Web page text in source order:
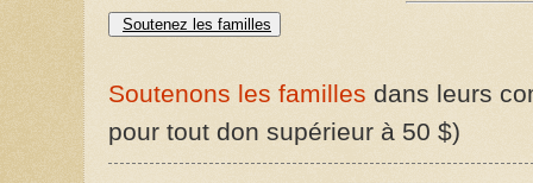
Soutenez les familles
Soutenons les familles dans leurs
pour tout don supérieur à 50 $)